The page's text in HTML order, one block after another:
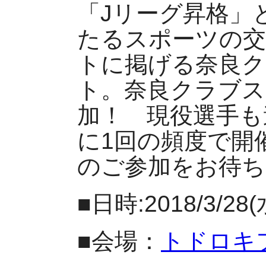
「Jリーグ昇格
たるスポーツの
トに掲げる奈良
ト。奈良クラブ
加！ 現役選手
に1回の頻度で開
のご参加をお待
■日時:2018/3/28(
■会場：
トドロ